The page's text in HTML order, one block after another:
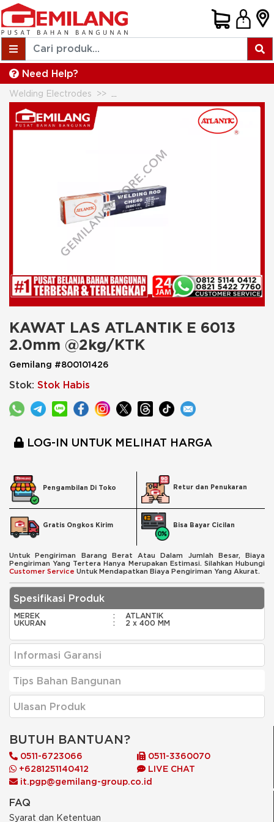
Need Help?
Welding Electrodes
KAWAT LAS ATLANTIK E 6013
2.0mm @2kg/KTK
Gemilang #800101426
Stok: Stok Habis
LOG-IN UNTUK MELIHAT HARGA
Pengambilan Di Toko Retur dan Penukaran
Gratis Ongkos Kirim Bisa Bayar Cicilan
Untuk Pengiriman Barang Berat Atau Dalam Jumlah Besar, Biaya
Pengiriman Yang Tertera Hanya Merupakan Estimasi. Silahkan Hubungi
Customer Service Untuk Mendapatkan Biaya Pengiriman Yang Akurat.
Spesifikasi Produk
MEREK :
ATLANTIK
UKURAN
: 2 x 400 MM
Informasi Garansi
Tips Bahan Bangunan
Ulasan Produk
BUTUH BANTUAN?
0511-6723066
0511-3360070
+6281251140412
LIVE CHAT
it.pgp@gemilang-group.co.id
FAQ
Syarat dan Ketentuan